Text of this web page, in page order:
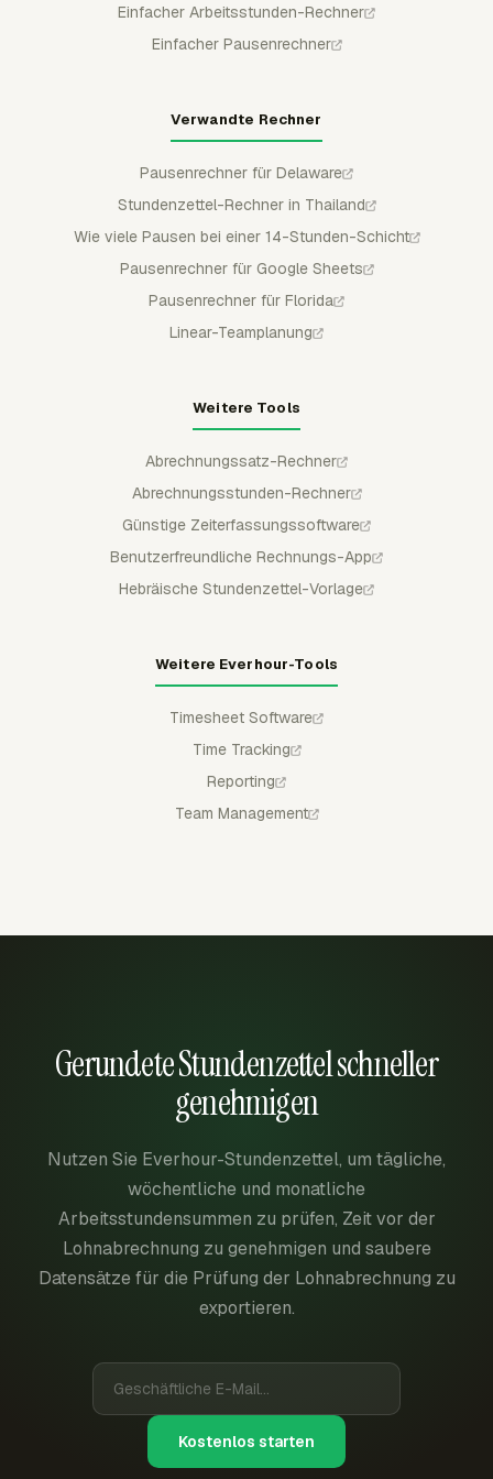
Einfacher Arbeitsstunden-Rechner
Einfacher Pausenrechner
Verwandte Rechner
Pausenrechner für Delaware
Stundenzettel-Rechner in Thailand
Wie viele Pausen bei einer 14-Stunden-Schicht
Pausenrechner für Google Sheets
Pausenrechner für Florida
Linear-Teamplanung
Weitere Tools
Abrechnungssatz-Rechner
Abrechnungsstunden-Rechner
Günstige Zeiterfassungssoftware
Benutzerfreundliche Rechnungs-App
Hebräische Stundenzettel-Vorlage
Weitere Everhour-Tools
Timesheet Software
Time Tracking
Reporting
Team Management
Gerundete Stundenzettel schneller
genehmigen
Nutzen Sie Everhour-Stundenzettel, um tägliche,
wöchentliche und monatliche
Arbeitsstundensummen zu prüfen, Zeit vor der
Lohnabrechnung zu genehmigen und saubere
Datensätze für die Prüfung der Lohnabrechnung zu
exportieren.
Kostenlos starten